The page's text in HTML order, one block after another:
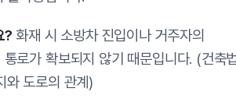
? 화재 시 소방차 진입이나 거주자의
통로가 확보되지 않기 때문입니다. (건축
도로의 관계)